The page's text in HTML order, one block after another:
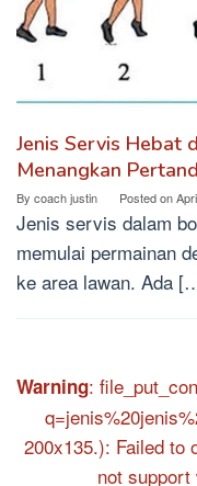
Jenis Servis Hebat
Menangkan
By coach justin Posted on
Jenis servis dalam
memulai permainan
ke area lawan. Ada
Warning:
200x135.): Failed to
not